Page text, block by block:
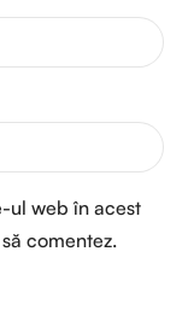
ul web în acest
comentez.